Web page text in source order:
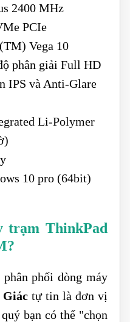
2400 MHz
PCIe
Vega 10
phân giải Full HD
IPS và Anti-Glare
Li-Polymer
10 pro (64bit)
trạm ThinkPad
phối dòng máy
Giác tự tin là đơn vị
bạn có thể "chọn